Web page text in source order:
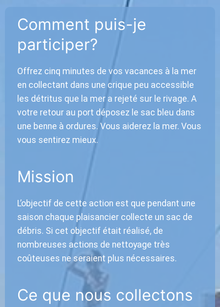
Comment puis-je
participer?
Offrez cinq minutes de vos vacances à la mer
en collectant dans une crique peu accessible
les détritus que la mer a rejeté sur le rivage. A
votre retour au port déposez le sac bleu dans
une benne à ordures. Vous aiderez la mer. Vous
vous sentirez mieux.
Mission
L’objectif de cette action est que pendant une
saison chaque plaisancier collecte un sac de
débris. Si cet objectif était réalisé, de
nombreuses actions de nettoyage très
coûteuses ne seraient plus nécessaires.
Ce que nous collectons